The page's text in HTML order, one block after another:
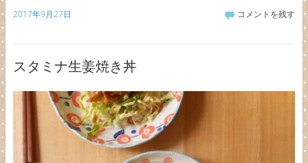
2017年9月27日 コメントを残す
スタミナ生姜焼き丼